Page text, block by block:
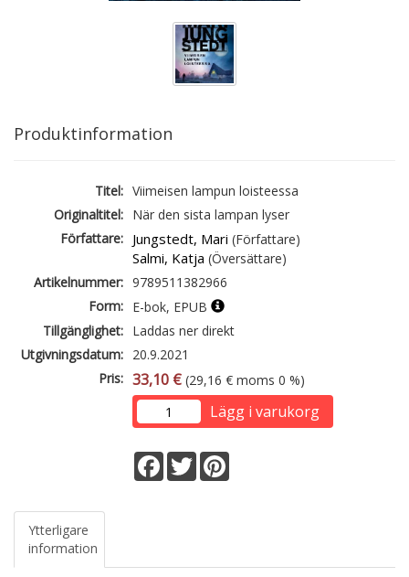
Produktinformation
Titel: Viimeisen lampun loisteessa
Originaltitel: När den sista lampan lyser
Författare: Jungstedt, Mari (Författare)
Salmi, Katja (Översättare)
Artikelnummer: 9789511382966
Form: E-bok, EPUB
Tillgänglighet: Laddas ner direkt
Utgivningsdatum: 20.9.2021
Pris: 33,10 € (29,16 € moms 0 %)
Lägg i varukorg
Facebook
Twitter
Ytterligare
information